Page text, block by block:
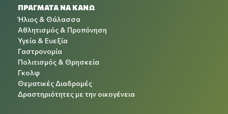
ΠΡΑΓΜΑΤΑ ΝΑ ΚΑΝΩ
Ήλιος & Θάλασσα
Αθλητισμός & Προπόνηση
Υγεία & Ευεξία
Γαστρονομία
Πολιτισμός & Θρησκεία
Γκολφ
Θεματικές Διαδρομές
Δραστηριότητες με την οικογένεια